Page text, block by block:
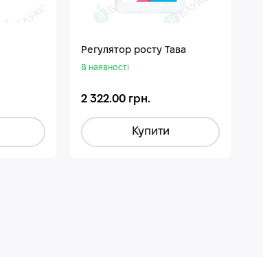
Регулятор росту Тава
В наявності
2 322.00 грн.
Купити